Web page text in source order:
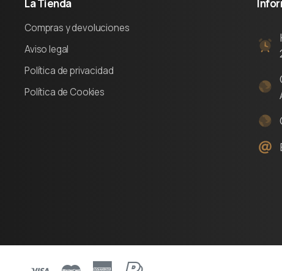
LaTienda
Compras y devoluciones
Aviso legal
Política de privacidad
Política de Cookies